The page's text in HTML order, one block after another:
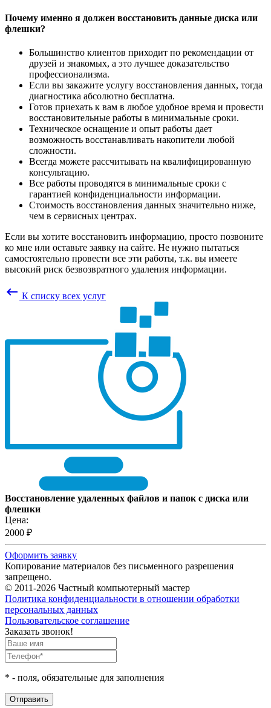
Почему именно я должен восстановить данные диска или
флешки?
Большинство клиентов приходит по рекомендации от
друзей и знакомых, а это лучшее доказательство
профессионализма.
Если вы закажите услугу восстановления данных, тогда
диагностика абсолютно бесплатна.
Готов приехать к вам в любое удобное время и провести
восстановительные работы в минимальные сроки.
Техническое оснащение и опыт работы дает
возможность восстанавливать накопители любой
сложности.
Всегда можете рассчитывать на квалифицированную
консультацию.
Все работы проводятся в минимальные сроки с
гарантией конфиденциальности информации.
Стоимость восстановления данных значительно ниже,
чем в сервисных центрах.
Если вы хотите восстановить информацию, просто позвоните
ко мне или оставьте заявку на сайте. Не нужно пытаться
самостоятельно провести все эти работы, т.к. вы имеете
высокий риск безвозвратного удаления информации.
keyboard_backspace К списку всех услуг
Восстановление удаленных файлов и папок с диска или
флешки
Цена:
2000 ₽
Оформить заявку
Копирование материалов без письменного разрешения
запрещено.
© 2011-2026 Частный компьютерный мастер
Политика конфиденциальности в отношении обработки
персональных данных
Пользовательское соглашение
Заказать звонок!
* - поля, обязательные для заполнения